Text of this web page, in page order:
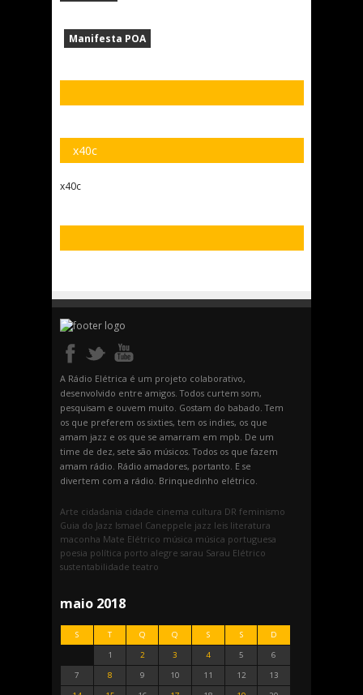
Manifesta POA
x40c
x40c
A Rádio Elétrica é um projeto colaborativo,
desenvolvido entre amigos. Todos curtem som,
pesquisam e ouvem muito. Gostam do babado. Tem
os que preferem os sixties, tem os indies, os que
amam jazz e os que se amarram em mpb. De um
time de dez, sete são músicos. Todos os que fazem
amam rádio. Rádio amadores, portanto. E se
divertem com a rádio. Brinquedinho elétrico.
Arte cidadania cidade cinema cultura DR feminismo
Guia do Jazz Ismael Caneppele jazz leis literatura
maconha Mate Elétrico música música portuguesa
poesia política porto alegre sarau Sarau Elétrico
sustentabilidade teatro
maio 2018
S T Q Q S S
D
1
2 3 4 5
6
7
8 9 10 11 12
13